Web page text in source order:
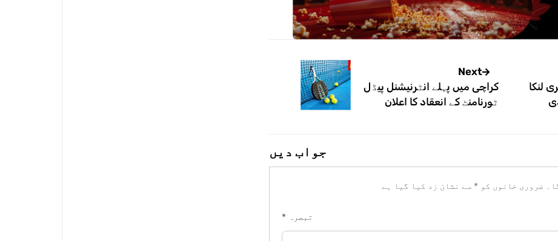
لنکا
Next
کراچی میں پہلے انٹرنیشنل پیڈل
ٹورنامنٹ کے انعقاد کا اعلان
جواب دیں
ضروری خانوں کو * سے نشان زد کیا گیا ہے
تبصرہ *